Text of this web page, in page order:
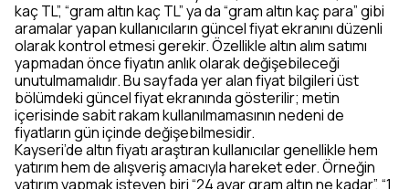
kaç TL”, “gram altın kaç TL” ya da “gram altın kaç para” gibi
aramalar yapan kullanıcıların güncel fiyat ekranını düzenli
olarak kontrol etmesi gerekir. Özellikle altın alım satımı
yapmadan önce fiyatın anlık olarak değişebileceği
unutulmamalıdır. Bu sayfada yer alan fiyat bilgileri üst
bölümdeki güncel fiyat ekranında gösterilir; metin
içerisinde sabit rakam kullanılmamasının nedeni de
fiyatların gün içinde değişebilmesidir.
Kayseri’de altın fiyatı araştıran kullanıcılar genellikle hem
yatırım hem de alışveriş amacıyla hareket eder. Örneğin
yatırım yapmak isteyen biri “24 ayar gram altın ne kadar”, “1